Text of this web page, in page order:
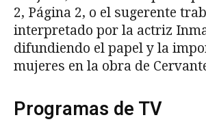
2, Página 2, o el sugerente
interpretado por la actriz
difundiendo el papel y la
mujeres en la obra de
Programas de TV